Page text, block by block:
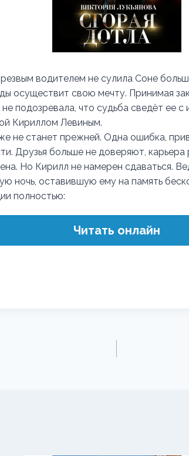
водителем не сулила Соне
осуществит свою мечту. Принимая
не подозревала, что судьба сведёт ее
Кириллом Левиным.
не станет прежней. Одна ошибка,
Друзья больше не доверяют, карьера
Но Кирилл не намерен сдаваться.
ночь, оставившую ему на память
полностью:
Читать онлайн